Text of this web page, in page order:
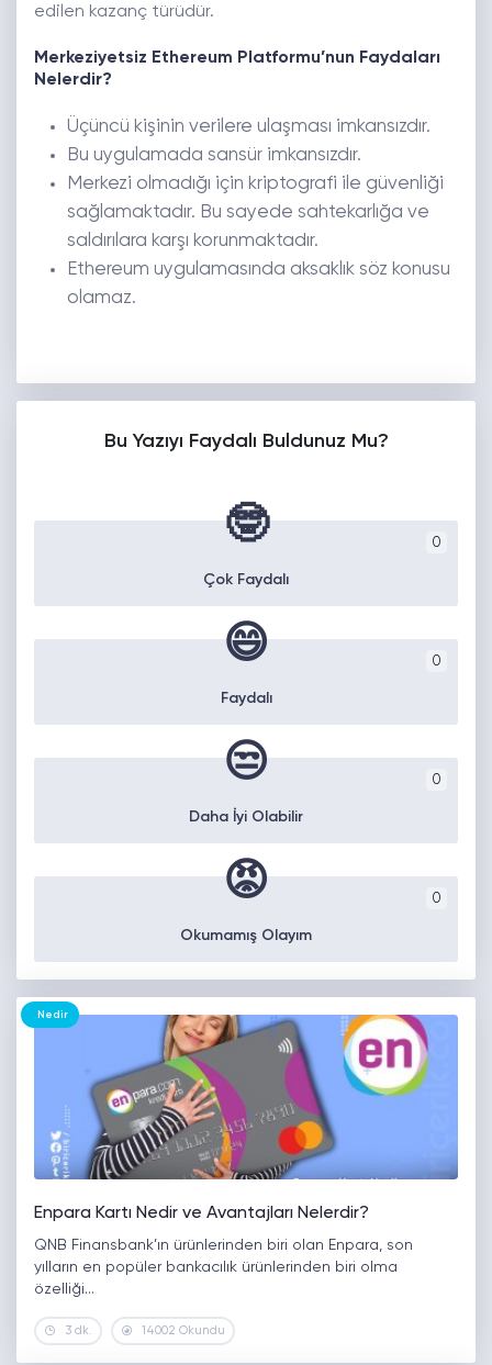
edilen kazanç türüdür.
Merkeziyetsiz Ethereum Platformu’nun Faydaları
Nelerdir?
Üçüncü kişinin verilere ulaşması imkansızdır.
Bu uygulamada sansür imkansızdır.
Merkezi olmadığı için kriptografi ile güvenliği
sağlamaktadır. Bu sayede sahtekarlığa ve
saldırılara karşı korunmaktadır.
Ethereum uygulamasında aksaklık söz konusu
olamaz.
Bu Yazıyı Faydalı Buldunuz Mu?
0
🤓
Çok Faydalı
0
😄
Faydalı
0
😒
Daha İyi Olabilir
0
😡
Okumamış Olayım
Nedir
Enpara Kartı Nedir ve Avantajları Nelerdir?
QNB Finansbank’ın ürünlerinden biri olan Enpara, son
yılların en popüler bankacılık ürünlerinden biri olma
özelliği…
3 dk. 14002 Okundu